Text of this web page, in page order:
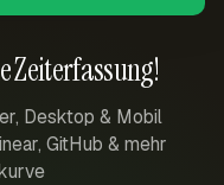
Zeiterfassung!
Desktop & Mobil
GitHub & mehr